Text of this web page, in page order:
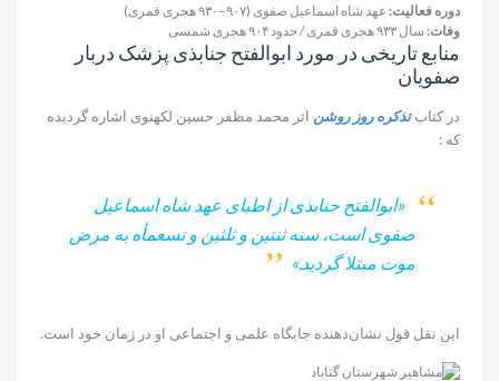
دوره فعالیت: عهد شاه اسماعیل صفوی (۹۰۷–۹۳۰ هجری قمری)
وفات: سال ۹۳۳ هجری قمری / حدود ۹۰۴ هجری شمسی
منابع تاریخی در مورد ابوالفتح جنابذی پزشک دربار
صفویان
در کتابتذکره روز روشن اثر محمد مظفر حسین لکهنوی اشاره گردیده
که :
«ابوالفتح جنابذی از اطبای عهد شاه اسماعیل
صفوی است، سنه ثنتین و ثلثین و تسعمأه به مرض
موت مبتلا گردید.»
این نقل قول نشان‌دهنده جایگاه علمی و اجتماعی او در زمان خود است.